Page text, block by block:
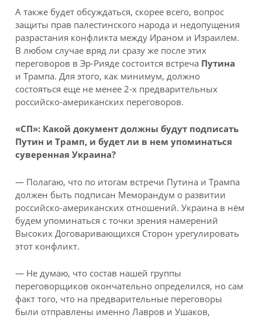
А также будет обсуждаться, скорее всего, вопрос
защиты прав палестинского народа и недопущения
разрастания конфликта между Ираном и Израилем.
В любом случае вряд ли сразу же после этих
переговоров в Эр-Рияде состоится встреча Путина
и Трампа. Для этого, как минимум, должно
состояться еще не менее 2-х предварительных
российско-американских переговоров.
«СП»: Какой документ должны будут подписать
Путин и Трамп, и будет ли в нем упоминаться
суверенная Украина?
— Полагаю, что по итогам встречи Путина и Трампа
должен быть подписан Меморандум о развитии
российско-американских отношений. Украина в нём
будем упоминаться с точки зрения намерений
Высоких Договаривающихся Сторон урегулировать
этот конфликт.
— Не думаю, что состав нашей группы
переговорщиков окончательно определился, но сам
факт того, что на предварительные переговоры
были отправлены именно Лавров и Ушаков,